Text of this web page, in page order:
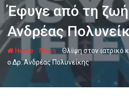
Έφυγε από τη
Ανδρέας
Home - News-Θλίψη στον
ο Δρ. Ανδρέας Πολυνείκης